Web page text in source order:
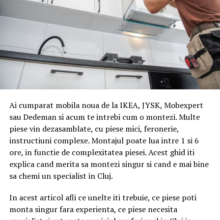
nu-l permit.
Mașini de spălat – oferte de la eMAG.ro
Ai cumparat mobila noua de la IKEA, JYSK, Mobexpert
sau Dedeman si acum te intrebi cum o montezi. Multe
piese vin dezasamblate, cu piese mici, feronerie,
instructiuni complexe. Montajul poate lua intre 1 si 6
ore, in functie de complexitatea piesei. Acest ghid iti
explica cand merita sa montezi singur si cand e mai bine
sa chemi un specialist in Cluj.
In acest articol afli ce unelte iti trebuie, ce piese poti
monta singur fara experienta, ce piese necesita